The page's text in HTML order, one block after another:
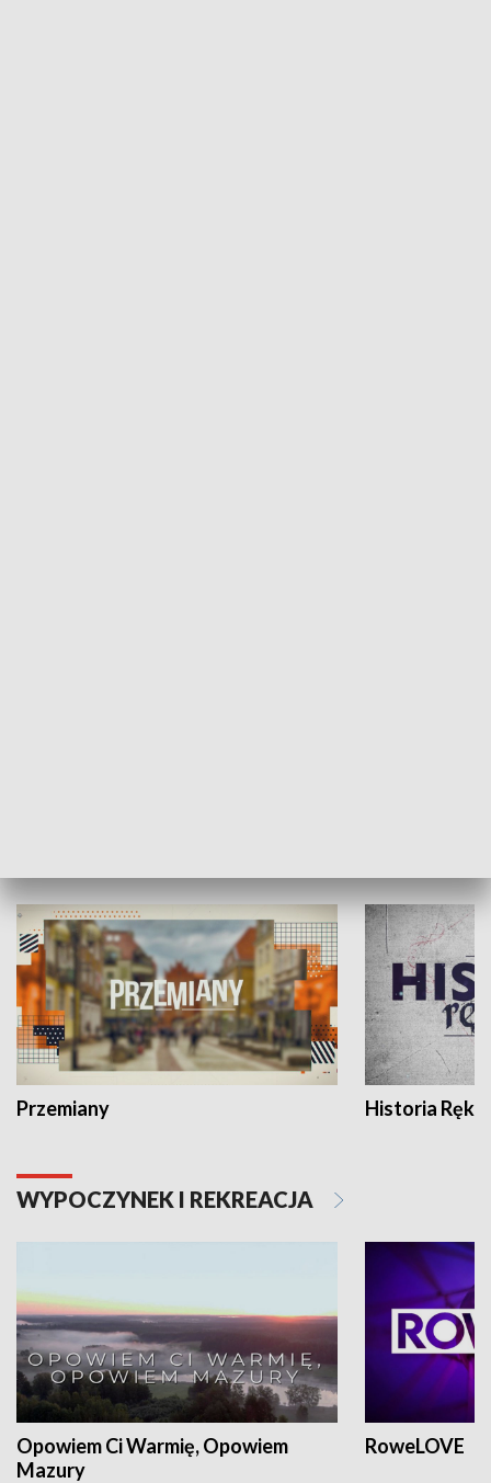
Przemiany Historia Ręką
WYPOCZYNEK I REKREACJA
Opowiem Ci Warmię, Opowiem
Mazury
RoweLOVE